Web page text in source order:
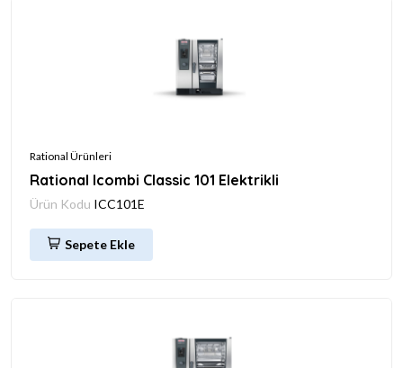
Rational Ürünleri
Rational Icombi Classic 101 Elektrikli
Ürün Kodu ICC101E
Sepete Ekle